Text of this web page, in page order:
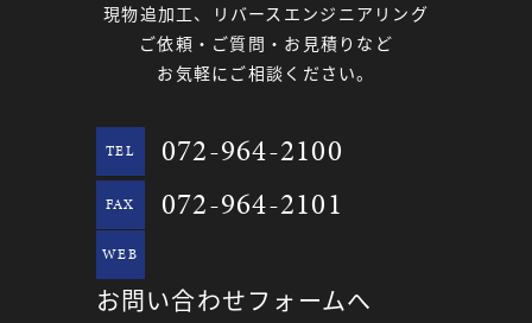
現物追加工、リバースエンジニアリング
ご依頼・ご質問・お見積りなど
お気軽にご相談ください。
TEL 072-964-2100
FAX 072-964-2101
WEB
お問い合わせフォームへ